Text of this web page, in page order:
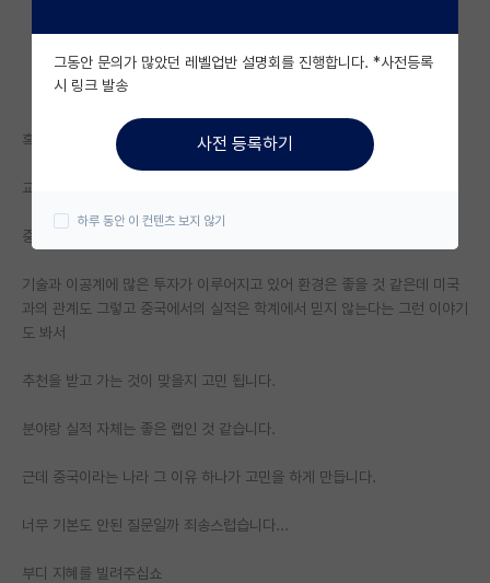
자유 게시판(아무개랩)
미국 유학 게시판
미국 대학원 합격 후기 게시판
대학원생 모집 게시판
연구실(PI) 홍보 게시판
석박사 채용 정보 게시판
임용 정보 게시판
학부 인턴 게시판
취업 게시판
임용 후기 게시판
혹시 중국 포닥은 어떤가요?
교수님이 중국 쪽에 포닥 자리를 추천해주신다고 하시는데
중국에 대한 이미지가 사실 그렇게 좋지 않은 것으로 알고 있습니다.
기술과 이공계에 많은 투자가 이루어지고 있어 환경은 좋을 것 같은데 미국
과의 관계도 그렇고 중국에서의 실적은 학계에서 믿지 않는다는 그런 이야기
도 봐서
추천을 받고 가는 것이 맞을지 고민 됩니다.
분야랑 실적 자체는 좋은 랩인 것 같습니다.
근데 중국이라는 나라 그 이유 하나가 고민을 하게 만듭니다.
너무 기본도 안된 질문일까 죄송스럽습니다...
부디 지혜를 빌려주십쇼
그동안 문의가 많았던 레벨업반 설명회를 진행합니다. *사전등록
시 링크 발송
사전 등록하기
하루 동안 이 컨텐츠 보지 않기